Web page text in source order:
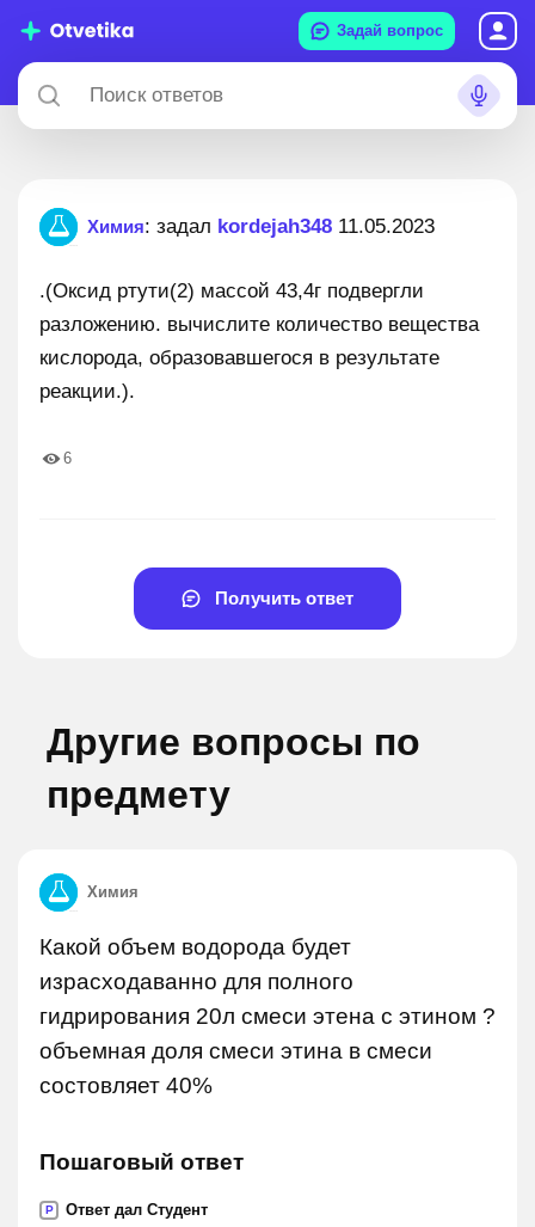
Задай вопрос
Химия: задал kordejah348 11.05.2023
.(Оксид ртути(2) массой 43,4г подвергли
разложению. вычислите количество вещества
кислорода, образовавшегося в результате
реакции.).
6
Получить ответ
Другие вопросы по
предмету
Химия
Какой объем водорода будет
израсходаванно для полного
гидрирования 20л смеси этена с этином ?
объемная доля смеси этина в смеси
состовляет 40%
Пошаговый ответ
P Ответ дал Студент